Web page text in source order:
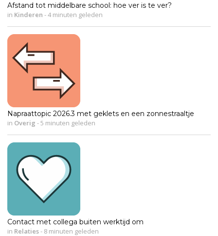
Afstand tot middelbare school: hoe ver is te ver?
in Kinderen -4 minuten geleden
Napraattopic 2026.3 met geklets en een zonnestraaltje
in Overig -5 minuten geleden
Contact met collega buiten werktijd om
in Relaties- 8 minuten geleden